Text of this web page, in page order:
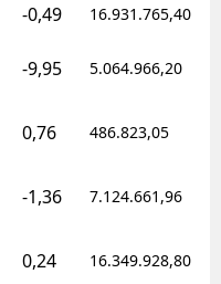
-0,49 16.931.765,40
-9,95 5.064.966,20
0,76 486.823,05
-1,36 7.124.661,96
0,24 16.349.928,80